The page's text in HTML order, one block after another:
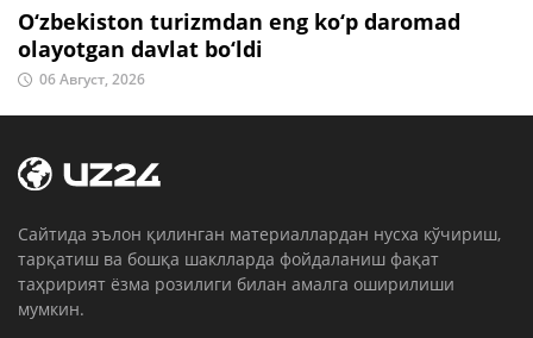
O‘zbekiston turizmdan eng ko‘p daromad
olayotgan davlat bo‘ldi
06 Август, 2026
Cайтида эълон қилинган материаллардан нусха кўчириш,
тарқатиш ва бошқа шаклларда фойдаланиш фақат
таҳририят ёзма розилиги билан амалга оширилиши
мумкин.